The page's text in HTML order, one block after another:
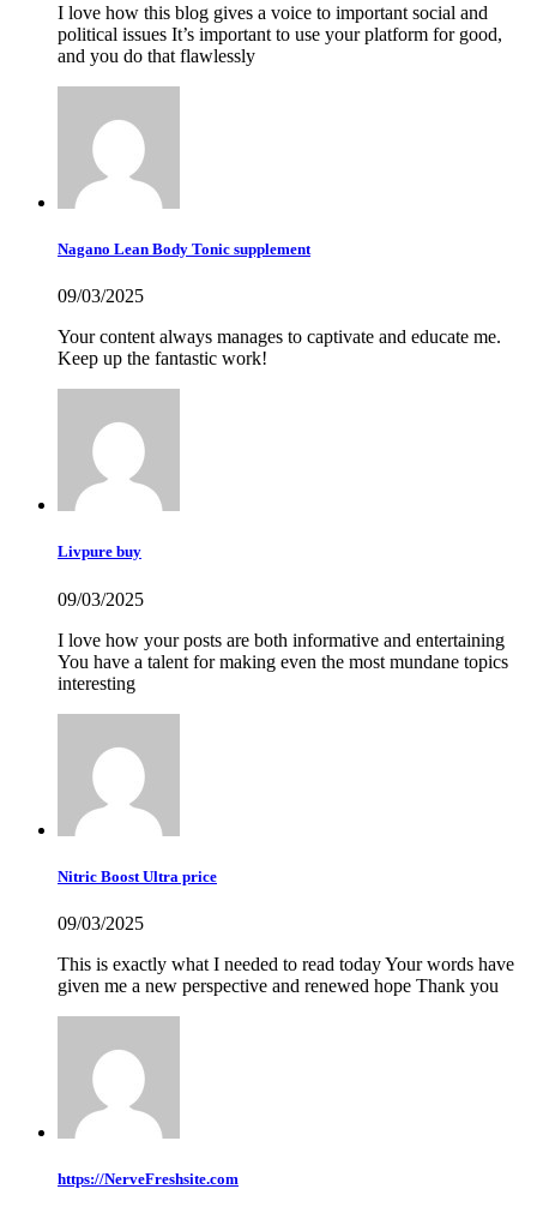
I love how this blog gives a voice to important social and
political issues It’s important to use your platform for good,
and you do that flawlessly
Nagano Lean Body Tonic supplement
09/03/2025
Your content always manages to captivate and educate me.
Keep up the fantastic work!
Livpure buy
09/03/2025
I love how your posts are both informative and entertaining
You have a talent for making even the most mundane topics
interesting
Nitric Boost Ultra price
09/03/2025
This is exactly what I needed to read today Your words have
given me a new perspective and renewed hope Thank you
https://NerveFreshsite.com